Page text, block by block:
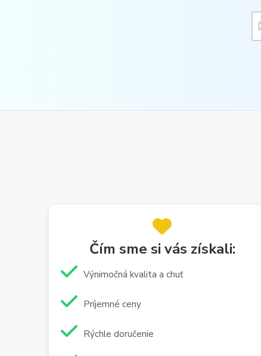
Čím sme si vás získali:
Výnimočná kvalita a chuť
Príjemné ceny
Rýchle doručenie